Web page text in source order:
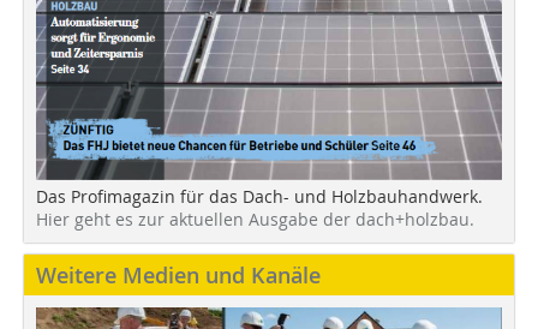
Das Profimagazin für das Dach- und Holzbauhandwerk.
Hier geht es zur aktuellen Ausgabe der dach+holzbau.
Weitere Medien und Kanäle